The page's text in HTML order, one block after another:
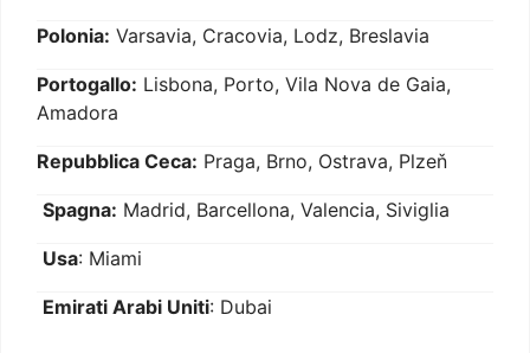
Polonia: Varsavia, Cracovia, Lodz, Breslavia
Portogallo: Lisbona, Porto, Vila Nova de Gaia,
Amadora
Repubblica Ceca: Praga, Brno, Ostrava, Plzeň
Spagna: Madrid, Barcellona, Valencia, Siviglia
Usa: Miami
Emirati Arabi Uniti: Dubai